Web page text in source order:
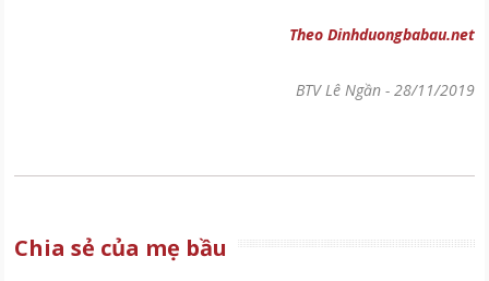
Theo Dinhduongbabau.net
BTV Lê Ngần- 28/11/2019
Chia sẻ của mẹ bầu